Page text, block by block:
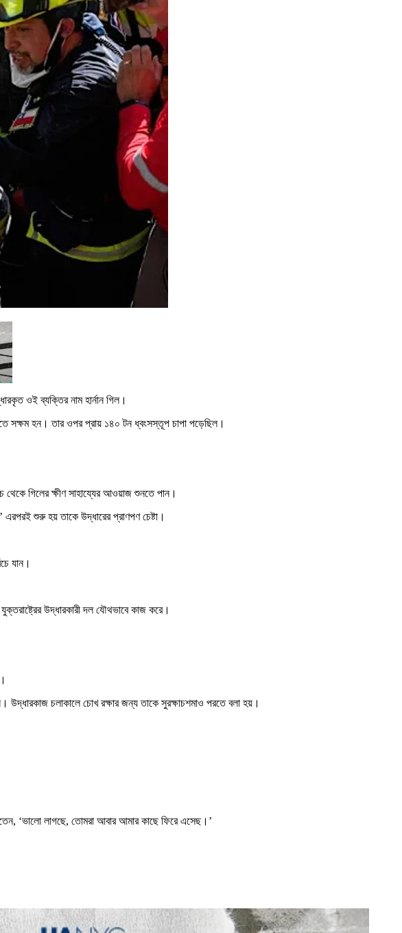
ওই ব্যক্তির নাম হার্নান গিল।
সক্ষম হন। তার ওপর প্রায় ১৪০ টন ধ্বংসস্তূপ চাপা পড়েছিল।
থেকে গিলের ক্ষীণ সাহায্যের আওয়াজ শুনতে পান।
শুরু হয় তাকে উদ্ধারের প্রাণপণ চেষ্টা।
যান।
উদ্ধারকারী দল যৌথভাবে কাজ করে।
উদ্ধারকাজ চলাকালে চোখ রক্ষার জন্য তাকে সুরক্ষাচশমাও পরতে বলা হয়।
‘ভালো লাগছে, তোমরা আবার আমার কাছে ফিরে এসেছ।’